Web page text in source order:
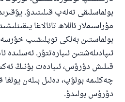
بولماسلىقى تەلەپ قىلىنىدۇ.
مۇراسىملار ئاللاھ تائالاغا
بولماستىن بەلكى توپلىشىپ
ئىپادىلەشتىن ئىبارەتتۇر. ئەسلىدە
قىلىش دۇرۇس، ئىبادەت بۇنىڭ
چەكلىمە بولۇپ، دەلىل بىلەن يولغا
دۇرۇس بولىدۇ.